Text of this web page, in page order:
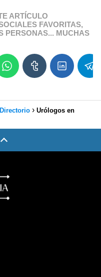
ARTÍCULO
FAVORITAS,
PERSONAS... MUCHAS
Urólogos en